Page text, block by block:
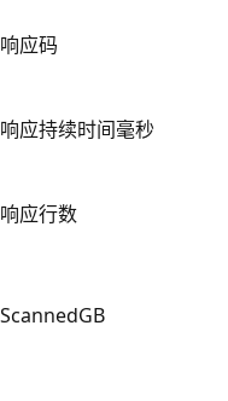
响应码
响应持续时间毫秒
响应行数
ScannedGB